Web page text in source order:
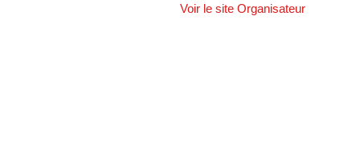
Voir le site Organisateur